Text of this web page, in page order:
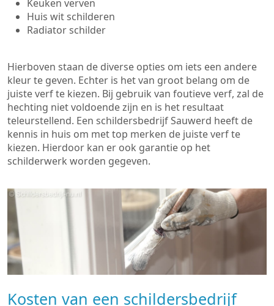
Keuken verven
Huis wit schilderen
Radiator schilder
Hierboven staan de diverse opties om iets een andere
kleur te geven. Echter is het van groot belang om de
juiste verf te kiezen. Bij gebruik van foutieve verf, zal de
hechting niet voldoende zijn en is het resultaat
teleurstellend. Een schildersbedrijf Sauwerd heeft de
kennis in huis om met top merken de juiste verf te
kiezen. Hierdoor kan er ook garantie op het
schilderwerk worden gegeven.
Kosten van een schildersbedrijf